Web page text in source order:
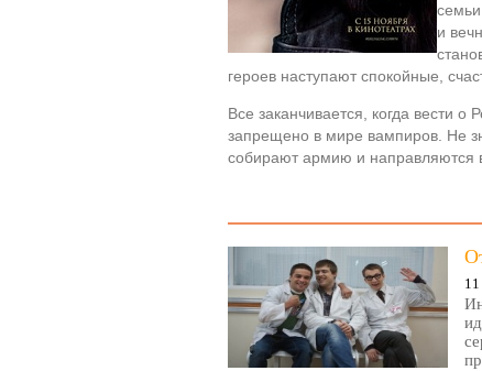
и
героев наступают спокойные,
Все заканчивается, когда вести
запрещено в мире вампиров. Не
собирают армию и направляются